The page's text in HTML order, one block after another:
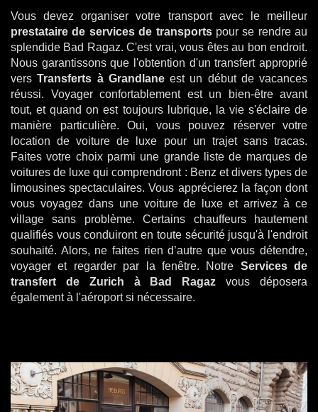
Vous devez organiser votre transport avec le meilleur
prestataire de services de transportspour se rendre au
splendide Bad Ragaz. C'est vrai, vous êtes au bon endroit.
Nous garantissons que l'obtention d'un transfert approprié
versTransferts à Grandlaneest un début de vacances
réussi. Voyager confortablement est un bien-être avant
tout, et quand on est toujours lubrique, la vie s'éclaire de
manière particulière. Oui, vous pouvez réserver votre
location de voiture de luxe pour un trajet sans tracas.
Faites votre choix parmi une grande liste de marques de
voitures de luxe qui comprendront : Benz et divers types de
limousines spectaculaires. Vous apprécierez la façon dont
vous voyagez dans une voiture de luxe et arrivez à ce
village sans problème. Certains chauffeurs hautement
qualifiés vous conduiront en toute sécurité jusqu'à l'endroit
souhaité. Alors, ne faites rien d’autre que vous détendre,
voyager et regarder par la fenêtre. Notre Services de
transfert de Zurich à Bad Ragaz vous déposera
également à l'aéroport si nécessaire.